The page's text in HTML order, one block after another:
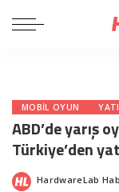
MOBIL OYUN
ABD’de yarış
Türkiye’den
Posted
HardwareLab